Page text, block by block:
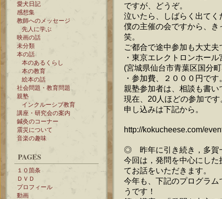
愛犬日記
感想集
教師へのメッセージ
先人に学ぶ
映画の話
未分類
本の話
本のあるくらし
本の教育
絵本の話
社会問題・教育問題
親塾
インクルーシブ教育
講座・研究会の案内
鍼灸のコーナー
震災について
音楽の趣味
PAGES
１０箇条
ＤＶＤ
プロフィール
動画
ですが、どうぞ。
泣いたら、しばらく出て
僕の主催の会ですから、
笑。
ご都合で途中参加も大丈夫
・東京エレクトロンホー
(宮城県仙台市青葉区国分
・参加費、２０００円です
親塾参加者は、相談も書
現在、20人ほどの参加です
申し込みは下記から。
http://kokucheese.com/
◎ 昨年に引き続き，多賀
今回は，発問を中心にし
てお話をいただきます。
今年も、下記のプログラ
うです！